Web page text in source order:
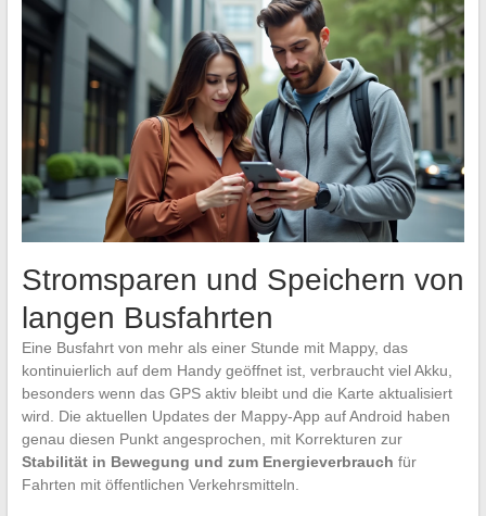
Stromsparen und Speichern von
langen Busfahrten
Eine Busfahrt von mehr als einer Stunde mit Mappy, das
kontinuierlich auf dem Handy geöffnet ist, verbraucht viel Akku,
besonders wenn das GPS aktiv bleibt und die Karte aktualisiert
wird. Die aktuellen Updates der Mappy-App auf Android haben
genau diesen Punkt angesprochen, mit Korrekturen zur
Stabilität in Bewegung und zum Energieverbrauch für
Fahrten mit öffentlichen Verkehrsmitteln.